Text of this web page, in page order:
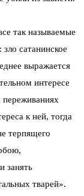
так называемые
сатанинское
выражается
интересе
переживаниях
к ней, тогда
терпящего
занять
тварей».